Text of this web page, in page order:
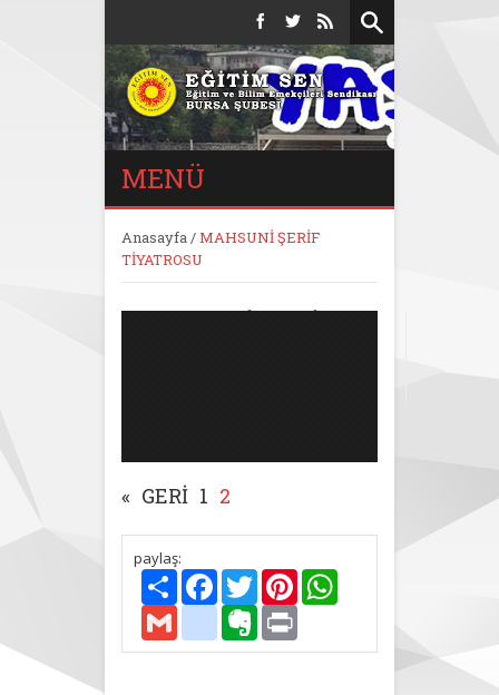
MENÜ
Anasayfa/MAHSUNİ ŞERİF
TİYATROSU
« GERI 1 2
paylaş:
PaylaşFacebook
TwitterPinterest
Gmail deliciousEvernote